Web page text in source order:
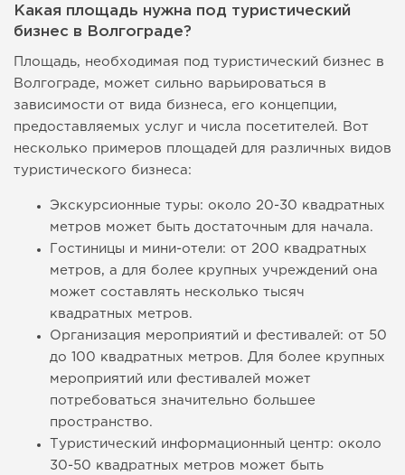
Какая площадь нужна под туристический
бизнес в Волгограде?
Площадь, необходимая под туристический бизнес в
Волгограде, может сильно варьироваться в
зависимости от вида бизнеса, его концепции,
предоставляемых услуг и числа посетителей. Вот
несколько примеров площадей для различных видов
туристического бизнеса:
Экскурсионные туры: около 20-30 квадратных
метров может быть достаточным для начала.
Гостиницы и мини-отели: от 200 квадратных
метров, а для более крупных учреждений она
может составлять несколько тысяч
квадратных метров.
Организация мероприятий и фестивалей: от 50
до 100 квадратных метров. Для более крупных
мероприятий или фестивалей может
потребоваться значительно большее
пространство.
Туристический информационный центр: около
30-50 квадратных метров может быть